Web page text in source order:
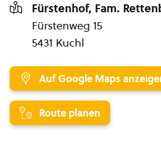
Fürstenhof, Fam.
Fürstenweg 15
5431 Kuchl
Auf Google Maps
Route planen